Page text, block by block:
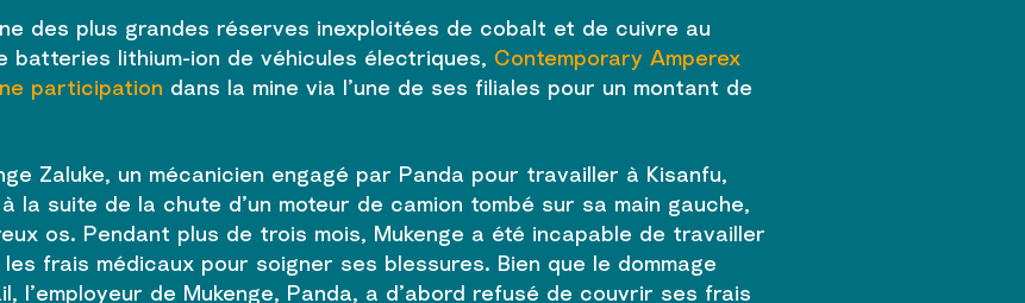
des plus grandes réserves inexploitées de cobalt et de cuivre au
batteries lithium-ion de véhicules électriques, Contemporary Amperex
participation dans la mine via l’une de ses filiales pour un montant de
Zaluke, un mécanicien engagé par Panda pour travailler à Kisanfu,
la suite de la chute d’un moteur de camion tombé sur sa main gauche,
os. Pendant plus de trois mois, Mukenge a été incapable de travailler
frais médicaux pour soigner ses blessures. Bien que le dommage
l’employeur de Mukenge, Panda, a d’abord refusé de couvrir ses frais